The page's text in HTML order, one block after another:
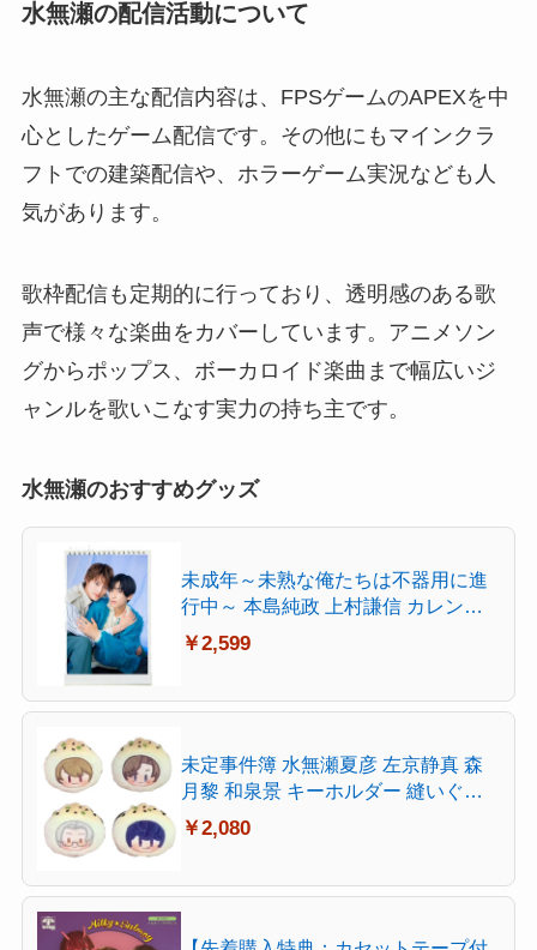
水無瀬の配信活動について
水無瀬の主な配信内容は、FPSゲームのAPEXを中
心としたゲーム配信です。その他にもマインクラ
フトでの建築配信や、ホラーゲーム実況なども人
気があります。
歌枠配信も定期的に行っており、透明感のある歌
声で様々な楽曲をカバーしています。アニメソン
グからポップス、ボーカロイド楽曲まで幅広いジ
ャンルを歌いこなす実力の持ち主です。
水無瀬のおすすめグッズ
未成年～未熟な俺たちは不器用に進
行中～ 本島純政 上村謙信 カレンダ
ー 表紙 2025 2026年版 BLドラマ 水
無瀬仁 蛭川晴喜 贈り物 記念品 芸能
￥2,599
未定事件簿 水無瀬夏彦 左京静真 森
月黎 和泉景 キーホルダー 縫いぐる
み 高弾性 人気ゲーム 周辺 日常 小物
装飾品 コレクション 可愛い 柔らか
瀬夏彦) [並行輸入品]
￥2,080